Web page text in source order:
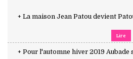
+ La maison Jean Patou devient
Lire
+ Pour l'automne hiver 2019 Aubade